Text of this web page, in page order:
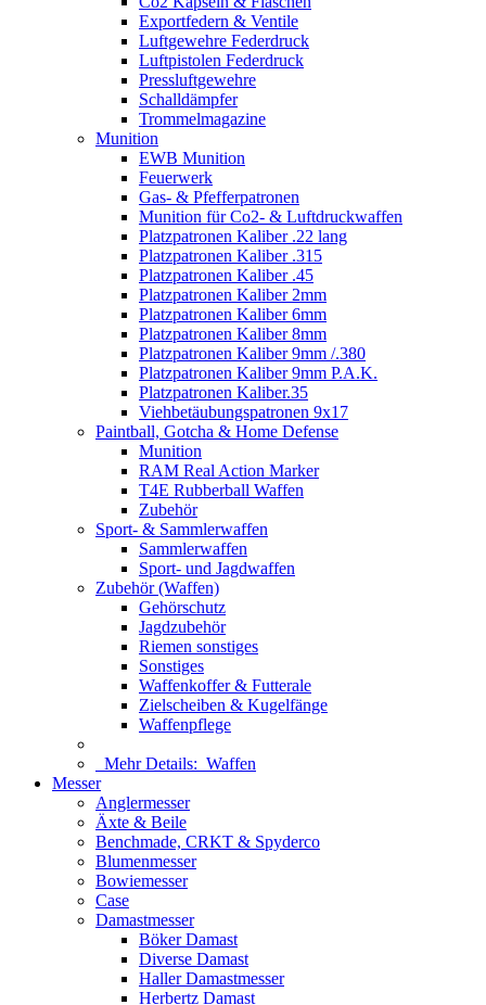
Exportfedern & Ventile
Luftgewehre Federdruck
Luftpistolen Federdruck
Pressluftgewehre
Schalldämpfer
Trommelmagazine
Munition
EWB Munition
Feuerwerk
Gas- & Pfefferpatronen
Munition für Co2- & Luftdruckwaffen
Platzpatronen Kaliber .22 lang
Platzpatronen Kaliber .315
Platzpatronen Kaliber .45
Platzpatronen Kaliber 2mm
Platzpatronen Kaliber 6mm
Platzpatronen Kaliber 8mm
Platzpatronen Kaliber 9mm /.380
Platzpatronen Kaliber 9mm P.A.K.
Platzpatronen Kaliber.35
Viehbetäubungspatronen 9x17
Paintball, Gotcha & Home Defense
Munition
RAM Real Action Marker
T4E Rubberball Waffen
Zubehör
Sport- & Sammlerwaffen
Sammlerwaffen
Sport- und Jagdwaffen
Zubehör (Waffen)
Gehörschutz
Jagdzubehör
Riemen sonstiges
Sonstiges
Waffenkoffer & Futterale
Zielscheiben & Kugelfänge
Waffenpflege
Mehr Details: Waffen
Messer
Anglermesser
Äxte & Beile
Benchmade, CRKT & Spyderco
Blumenmesser
Bowiemesser
Case
Damastmesser
Böker Damast
Diverse Damast
Haller Damastmesser
Herbertz Damast